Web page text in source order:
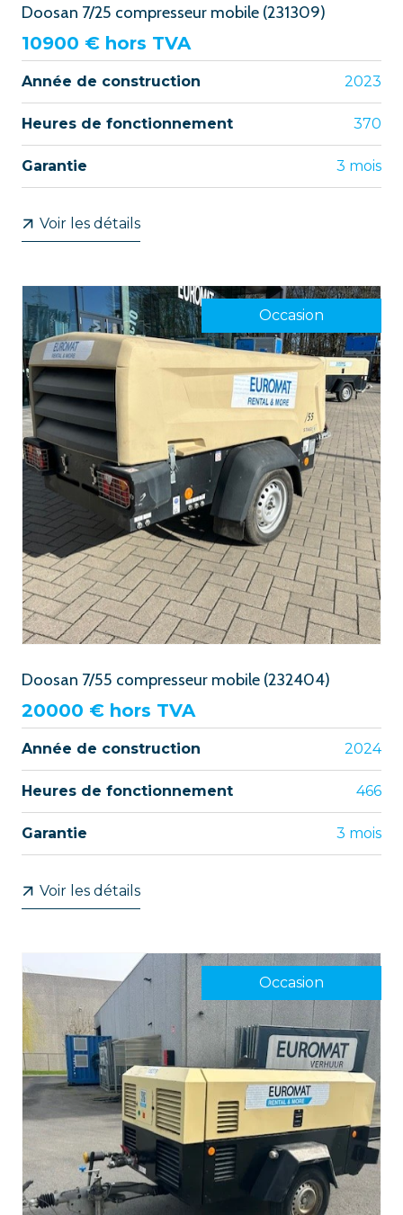
Doosan 7/25 compresseur mobile (231309)
10900 € hors TVA
Année de construction 2023
Heures de fonctionnement 370
Garantie 3 mois
Voir les détails
Occasion
Doosan 7/55 compresseur mobile (232404)
20000 € hors TVA
Année de construction 2024
Heures de fonctionnement 466
Garantie 3 mois
Voir les détails
Occasion